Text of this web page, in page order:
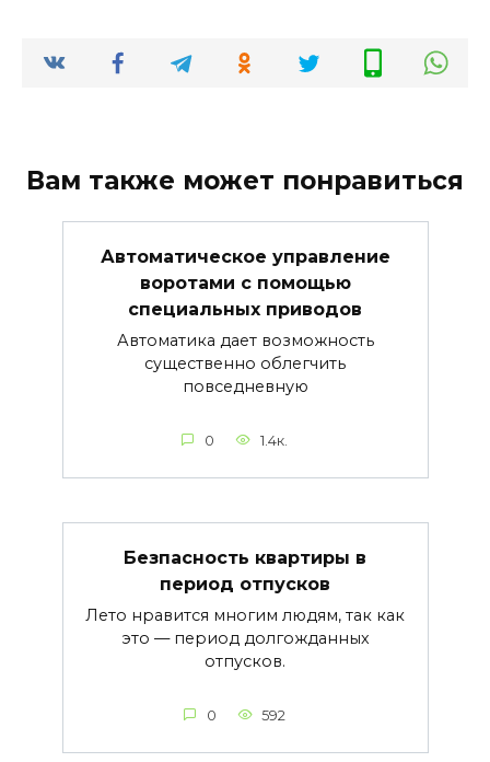
Вам также может понравиться
Автоматическое управление
воротами с помощью
специальных приводов
Автоматика дает возможность
существенно облегчить
повседневную
0 1.4к.
Безпасность квартиры в
период отпусков
Лето нравится многим людям, так как
это — период долгожданных
отпусков.
0 592